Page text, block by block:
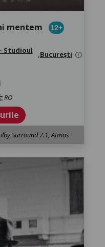
mentem 12+
Studioul
,București info
RO
Surround 7.1, Atmos